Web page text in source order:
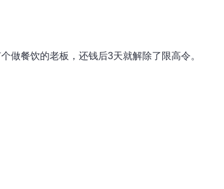
做餐饮的老板，还钱后3天就解除了限高令。